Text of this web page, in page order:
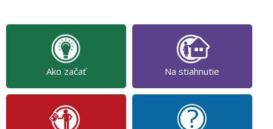
Ako začať Na stiahnutie